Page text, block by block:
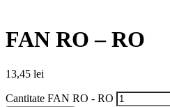
FAN RO – RO
13,45 lei
Cantitate FAN RO - RO